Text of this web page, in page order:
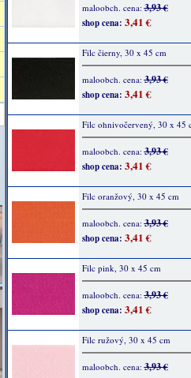
maloobch. cena:3,93 €
shop cena: 3,41 €
Filc čierny, 30 x 45 cm
maloobch. cena:3,93 €
shop cena: 3,41 €
Filc ohnivočervený, 30 x 45
maloobch. cena:3,93 €
shop cena: 3,41 €
Filc oranžový, 30 x 45 cm
maloobch. cena:3,93 €
shop cena: 3,41 €
Filc pink, 30 x 45 cm
maloobch. cena:3,93 €
shop cena: 3,41 €
Filc ružový, 30 x 45 cm
maloobch. cena:3,93 €